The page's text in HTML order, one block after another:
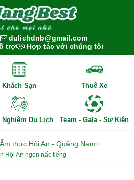
dulichdnb@gmail.com
trợ Hợp tác với chúng tôi
Khách Sạn Thuê Xe
Nghiệm Du Lịch Team - Gala - Sự Kiện
Ẩm thực Hội An - Quảng Nam ›
Hội An ngon nấc tiếng